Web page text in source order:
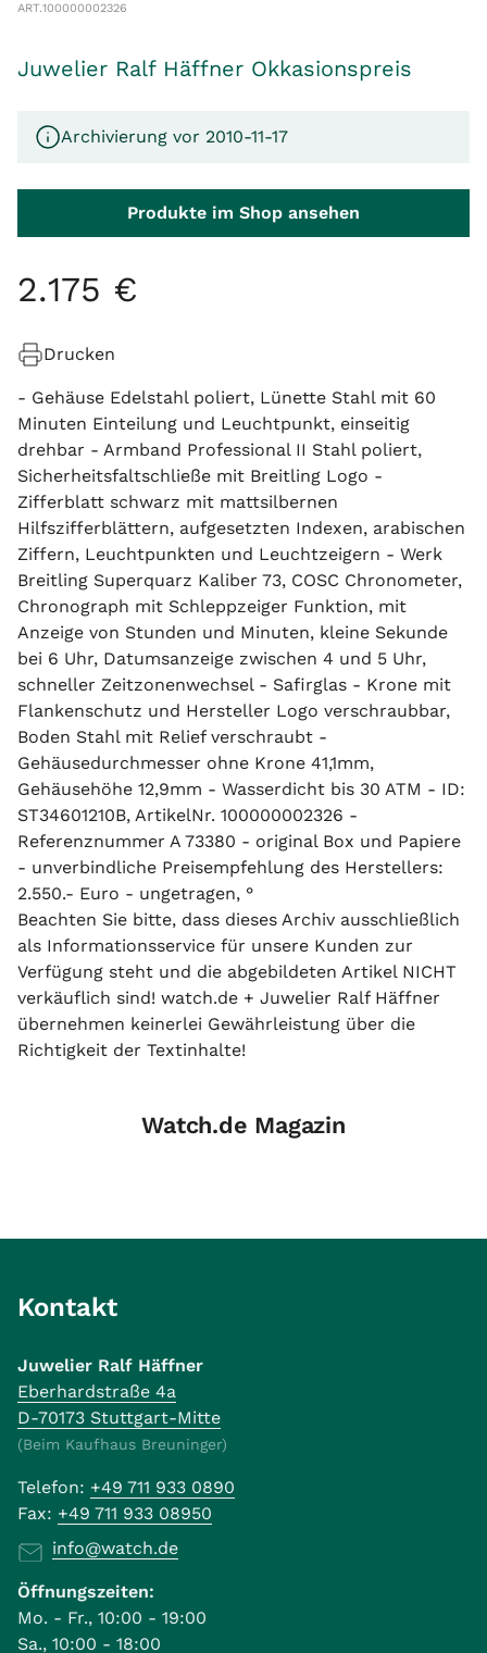
ART.100000002326
Juwelier Ralf Häffner Okkasionspreis
Archivierung vor 2010-11-17
Produkte im Shop ansehen
2.175 €
Drucken
- Gehäuse Edelstahl poliert, Lünette Stahl mit 60
Minuten Einteilung und Leuchtpunkt, einseitig
drehbar - Armband Professional II Stahl poliert,
Sicherheitsfaltschließe mit Breitling Logo -
Zifferblatt schwarz mit mattsilbernen
Hilfszifferblättern, aufgesetzten Indexen, arabischen
Ziffern, Leuchtpunkten und Leuchtzeigern - Werk
Breitling Superquarz Kaliber 73, COSC Chronometer,
Chronograph mit Schleppzeiger Funktion, mit
Anzeige von Stunden und Minuten, kleine Sekunde
bei 6 Uhr, Datumsanzeige zwischen 4 und 5 Uhr,
schneller Zeitzonenwechsel - Safirglas - Krone mit
Flankenschutz und Hersteller Logo verschraubbar,
Boden Stahl mit Relief verschraubt -
Gehäusedurchmesser ohne Krone 41,1mm,
Gehäusehöhe 12,9mm - Wasserdicht bis 30 ATM - ID:
ST34601210B, ArtikelNr. 100000002326 -
Referenznummer A 73380 - original Box und Papiere
- unverbindliche Preisempfehlung des Herstellers:
2.550.- Euro - ungetragen, °
Beachten Sie bitte, dass dieses Archiv ausschließlich
als Informationsservice für unsere Kunden zur
Verfügung steht und die abgebildeten Artikel NICHT
verkäuflich sind! watch.de + Juwelier Ralf Häffner
übernehmen keinerlei Gewährleistung über die
Richtigkeit der Textinhalte!
Watch.de Magazin
Kontakt
Juwelier Ralf Häffner
Eberhardstraße 4a
D-70173 Stuttgart-Mitte
(Beim Kaufhaus Breuninger)
Telefon: +49 711 933 0890
Fax: +49 711 933 08950
info@watch.de
Öffnungszeiten:
Mo. - Fr., 10:00 - 19:00
Sa., 10:00 - 18:00